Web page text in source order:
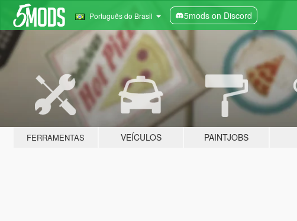
Português do Brasil 5mods on Discord
FERRAMENTAS VEÍCULOS PAINTJOBS